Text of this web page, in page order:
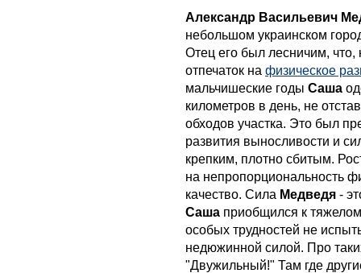
Александр Васильевич
небольшом украинском
Отец его был лесничим,
отпечаток на физическое
мальчишеские годы Саша
километров в день, не
обходов участка. Это был
развития выносливости и
крепким, плотно сбитым.
на непропорциональность
качество. Сила Медведя -
Саша приобщился к
особых трудностей не
недюжинной силой. Про
"Двужильный!" Там где